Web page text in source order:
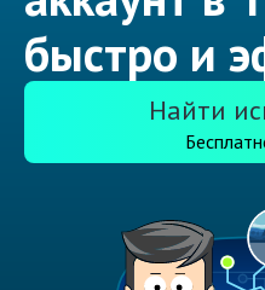
быстро и
Найти